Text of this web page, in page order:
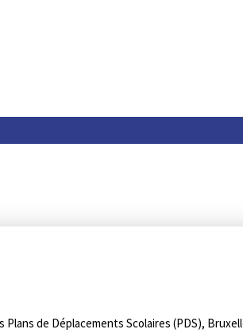
Plans de Déplacements Scolaires (PDS),